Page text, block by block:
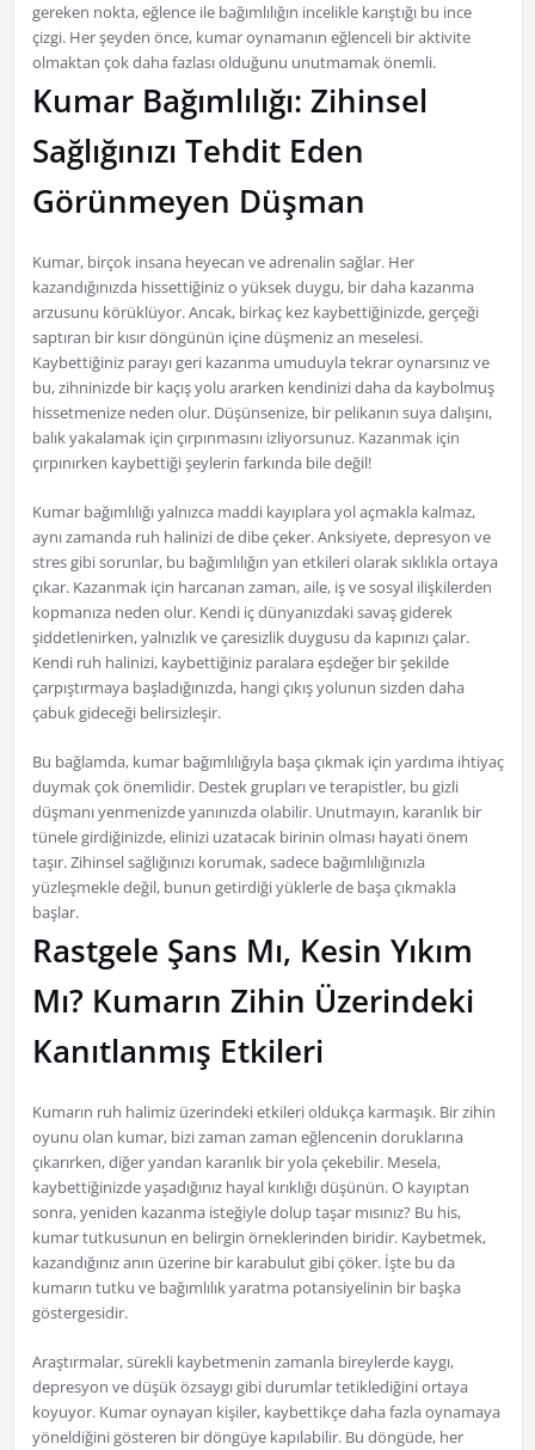
gereken nokta, eğlence ile bağımlılığın incelikle karıştığı bu ince
çizgi. Her şeyden önce, kumar oynamanın eğlenceli bir aktivite
olmaktan çok daha fazlası olduğunu unutmamak önemli.
Kumar Bağımlılığı: Zihinsel
Sağlığınızı Tehdit Eden
Görünmeyen Düşman
Kumar, birçok insana heyecan ve adrenalin sağlar. Her
kazandığınızda hissettiğiniz o yüksek duygu, bir daha kazanma
arzusunu körüklüyor. Ancak, birkaç kez kaybettiğinizde, gerçeği
saptıran bir kısır döngünün içine düşmeniz an meselesi.
Kaybettiğiniz parayı geri kazanma umuduyla tekrar oynarsınız ve
bu, zihninizde bir kaçış yolu ararken kendinizi daha da kaybolmuş
hissetmenize neden olur. Düşünsenize, bir pelikanın suya dalışını,
balık yakalamak için çırpınmasını izliyorsunuz. Kazanmak için
çırpınırken kaybettiği şeylerin farkında bile değil!
Kumar bağımlılığı yalnızca maddi kayıplara yol açmakla kalmaz,
aynı zamanda ruh halinizi de dibe çeker. Anksiyete, depresyon ve
stres gibi sorunlar, bu bağımlılığın yan etkileri olarak sıklıkla ortaya
çıkar. Kazanmak için harcanan zaman, aile, iş ve sosyal ilişkilerden
kopmanıza neden olur. Kendi iç dünyanızdaki savaş giderek
şiddetlenirken, yalnızlık ve çaresizlik duygusu da kapınızı çalar.
Kendi ruh halinizi, kaybettiğiniz paralara eşdeğer bir şekilde
çarpıştırmaya başladığınızda, hangi çıkış yolunun sizden daha
çabuk gideceği belirsizleşir.
Bu bağlamda, kumar bağımlılığıyla başa çıkmak için yardıma ihtiyaç
duymak çok önemlidir. Destek grupları ve terapistler, bu gizli
düşmanı yenmenizde yanınızda olabilir. Unutmayın, karanlık bir
tünele girdiğinizde, elinizi uzatacak birinin olması hayati önem
taşır. Zihinsel sağlığınızı korumak, sadece bağımlılığınızla
yüzleşmekle değil, bunun getirdiği yüklerle de başa çıkmakla
başlar.
Rastgele Şans Mı, Kesin Yıkım
Mı? Kumarın Zihin Üzerindeki
Kanıtlanmış Etkileri
Kumarın ruh halimiz üzerindeki etkileri oldukça karmaşık. Bir zihin
oyunu olan kumar, bizi zaman zaman eğlencenin doruklarına
çıkarırken, diğer yandan karanlık bir yola çekebilir. Mesela,
kaybettiğinizde yaşadığınız hayal kırıklığı düşünün. O kayıptan
sonra, yeniden kazanma isteğiyle dolup taşar mısınız? Bu his,
kumar tutkusunun en belirgin örneklerinden biridir. Kaybetmek,
kazandığınız anın üzerine bir karabulut gibi çöker. İşte bu da
kumarın tutku ve bağımlılık yaratma potansiyelinin bir başka
göstergesidir.
Araştırmalar, sürekli kaybetmenin zamanla bireylerde kaygı,
depresyon ve düşük özsaygı gibi durumlar tetiklediğini ortaya
koyuyor. Kumar oynayan kişiler, kaybettikçe daha fazla oynamaya
yöneldiğini gösteren bir döngüye kapılabilir. Bu döngüde, her